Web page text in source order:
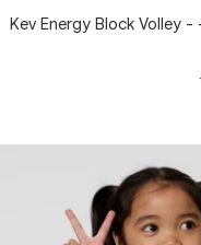
מכנסי גלישה לילדים - Kev Energy Block Volley -